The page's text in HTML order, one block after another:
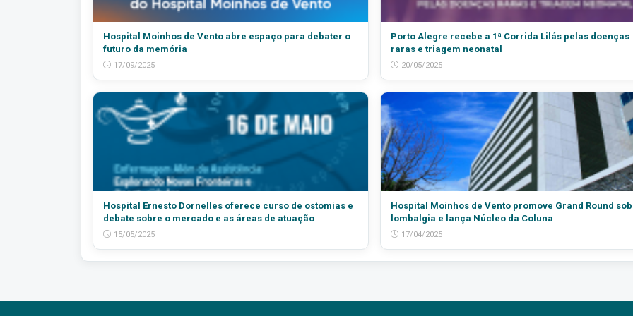
Hospital Moinhos de Vento abre espaço para debater o
futuro da memória
17/09/2025
Porto Alegre recebe a 1ª Corrida Lilás pelas doenças
raras e triagem neonatal
20/05/2025
Hospital Ernesto Dornelles oferece curso de ostomias e
debate sobre o mercado e as áreas de atuação
15/05/2025
Hospital Moinhos de Vento promove Grand Round
lombalgia e lança Núcleo da Coluna
17/04/2025